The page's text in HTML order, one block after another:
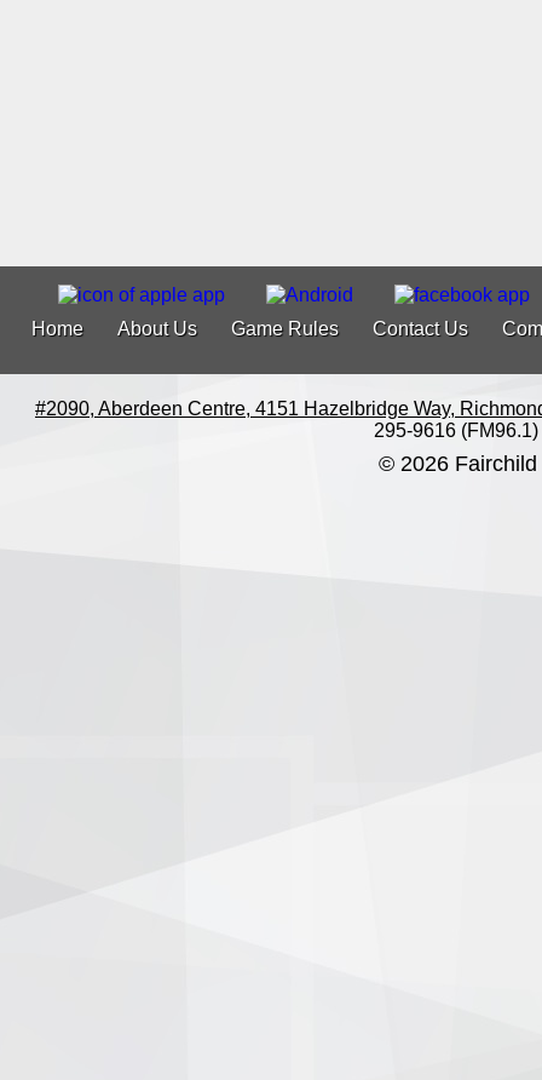
Home About Us Game Rules Contact Us
#2090, Aberdeen Centre, 4151 Hazelbridge Way,
295-9616 (FM96.1)
© 2026 Fairchild